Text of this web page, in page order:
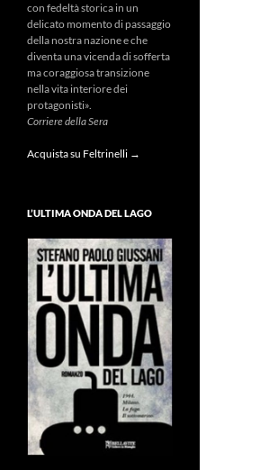
con fedeltà storica in un
delicato momento di passaggio
della nostra nazione e che
diventa una vicenda di sofferta
ma coraggiosa transizione
nella vita interiore dei
protagonisti».
Corriere della Sera
Acquista su Feltrinelli →
L’ULTIMA ONDA DEL LAGO